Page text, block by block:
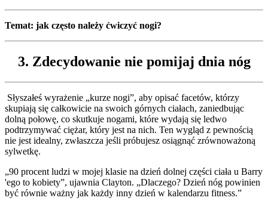
Temat: jak często należy ćwiczyć nogi?
3. Zdecydowanie nie pomijaj dnia nóg
Słyszałeś wyrażenie „kurze nogi”, aby opisać facetów, którzy
skupiają się całkowicie na swoich górnych ciałach, zaniedbując
dolną połowę, co skutkuje nogami, które wydają się ledwo
podtrzymywać ciężar, który jest na nich. Ten wygląd z pewnością
nie jest idealny, zwłaszcza jeśli próbujesz osiągnąć zrównoważoną
sylwetkę.
„90 procent ludzi w mojej klasie na dzień dolnej części ciała u Barry
'ego to kobiety”, ujawnia Clayton. „Dlaczego? Dzień nóg powinien
być równie ważny jak każdy inny dzień w kalendarzu fitness.”